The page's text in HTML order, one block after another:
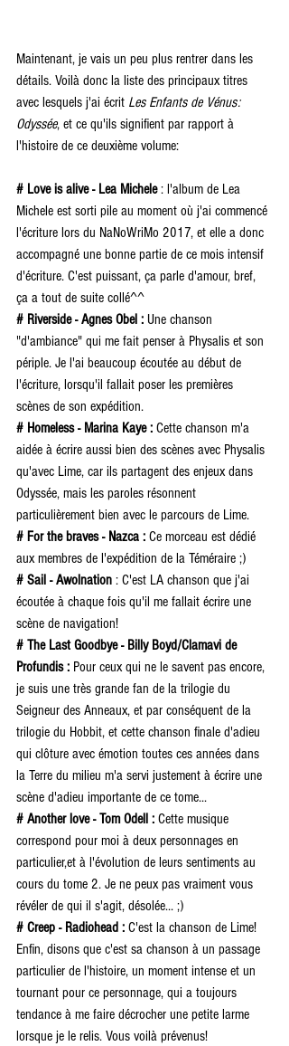
Maintenant, je vais un peu plus rentrer dans les
détails. Voilà donc la liste des principaux titres
avec lesquels j'ai écrit Les Enfants de Vénus:
Odyssée, et ce qu'ils signifient par rapport à
l'histoire de ce deuxième volume:
# Love is alive - Lea Michele : l'album de Lea
Michele est sorti pile au moment où j'ai commencé
l'écriture lors du NaNoWriMo 2017, et elle a donc
accompagné une bonne partie de ce mois intensif
d'écriture. C'est puissant, ça parle d'amour, bref,
ça a tout de suite collé^^
# Riverside - Agnes Obel : Une chanson
"d'ambiance" qui me fait penser à Physalis et son
périple. Je l'ai beaucoup écoutée au début de
l'écriture, lorsqu'il fallait poser les premières
scènes de son expédition.
# Homeless - Marina Kaye : Cette chanson m'a
aidée à écrire aussi bien des scènes avec Physalis
qu'avec Lime, car ils partagent des enjeux dans
Odyssée, mais les paroles résonnent
particulièrement bien avec le parcours de Lime.
# For the braves - Nazca : Ce morceau est dédié
aux membres de l'expédition de la Téméraire ;)
# Sail - Awolnation : C'est LA chanson que j'ai
écoutée à chaque fois qu'il me fallait écrire une
scène de navigation!
# The Last Goodbye - Billy Boyd/Clamavi de
Profundis : Pour ceux qui ne le savent pas encore,
je suis une très grande fan de la trilogie du
Seigneur des Anneaux, et par conséquent de la
trilogie du Hobbit, et cette chanson finale d'adieu
qui clôture avec émotion toutes ces années dans
la Terre du milieu m'a servi justement à écrire une
scène d'adieu importante de ce tome...
# Another love - Tom Odell : Cette musique
correspond pour moi à deux personnages en
particulier,et à l'évolution de leurs sentiments au
cours du tome 2. Je ne peux pas vraiment vous
révéler de qui il s'agit, désolée... ;)
# Creep - Radiohead : C'est la chanson de Lime!
Enfin, disons que c'est sa chanson à un passage
particulier de l'histoire, un moment intense et un
tournant pour ce personnage, qui a toujours
tendance à me faire décrocher une petite larme
lorsque je le relis. Vous voilà prévenus!